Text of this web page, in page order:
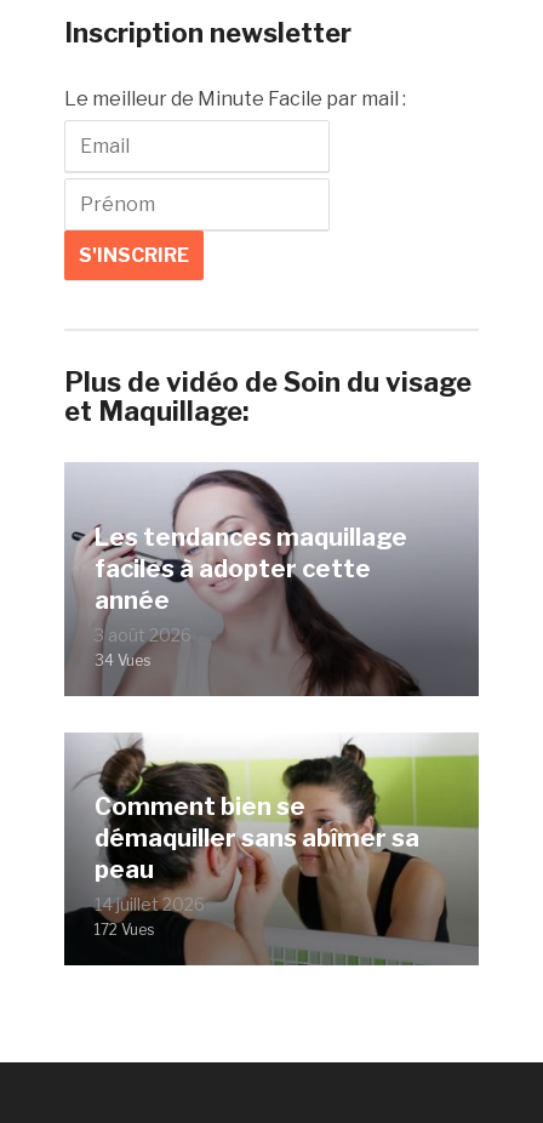
Inscription newsletter
Le meilleur de Minute Facile par mail :
Plus de vidéo de Soin du visage
et Maquillage:
Les tendances maquillage
faciles à adopter cette
année
3 août 2026
34 Vues
Comment bien se
démaquiller sans abîmer sa
peau
14 juillet 2026
172 Vues